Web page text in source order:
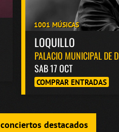
1001 MÚSICAS
LOQUILLO
PALACIO MUNICIPAL DE
SAB 17 OCT
COMPRAR ENTRADAS
destacados